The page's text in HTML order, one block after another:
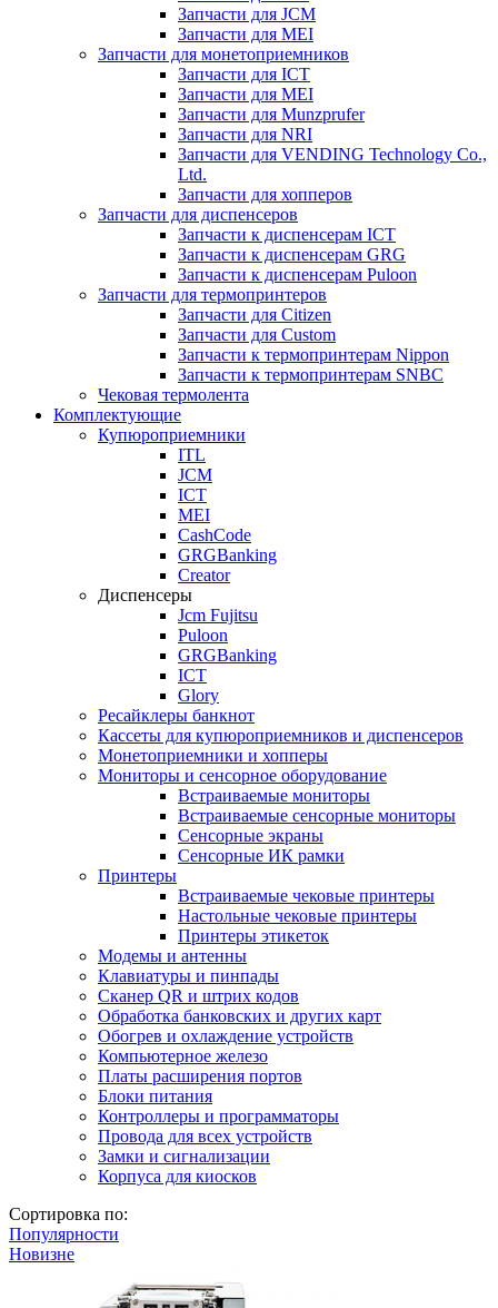
Запчасти для JCM
Запчасти для MEI
Запчасти для монетоприемников
Запчасти для ICT
Запчасти для MEI
Запчасти для Munzprufer
Запчасти для NRI
Запчасти для VENDING Technology Co.,
Ltd.
Запчасти для хопперов
Запчасти для диспенсеров
Запчасти к диспенсерам ICT
Запчасти к диспенсерам GRG
Запчасти к диспенсерам Puloon
Запчасти для термопринтеров
Запчасти для Citizen
Запчасти для Custom
Запчасти к термопринтерам Nippon
Запчасти к термопринтерам SNBC
Чековая термолента
Комплектующие
Купюроприемники
ITL
JCM
ICT
MEI
CashCode
GRGBanking
Creator
Диспенсеры
Jcm Fujitsu
Puloon
GRGBanking
ICT
Glory
Ресайклеры банкнот
Кассеты для купюроприемников и диспенсеров
Монетоприемники и хопперы
Мониторы и сенсорное оборудование
Встраиваемые мониторы
Встраиваемые сенсорные мониторы
Сенсорные экраны
Сенсорные ИК рамки
Принтеры
Встраиваемые чековые принтеры
Настольные чековые принтеры
Принтеры этикеток
Модемы и антенны
Клавиатуры и пинпады
Сканер QR и штрих кодов
Обработка банковских и других карт
Обогрев и охлаждение устройств
Компьютерное железо
Платы расширения портов
Блоки питания
Контроллеры и программаторы
Провода для всех устройств
Замки и сигнализации
Корпуса для киосков
Сортировка по:
Популярности
Новизне